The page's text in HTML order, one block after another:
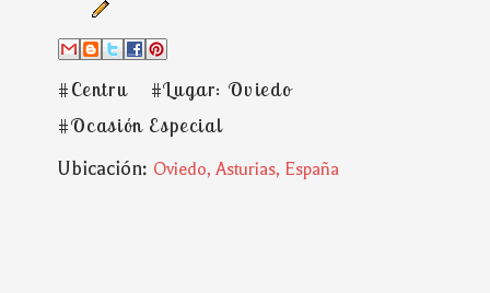
#Centru
#Lugar: Oviedo
#Ocasión Especial
Ubicación: Oviedo, Asturias, España